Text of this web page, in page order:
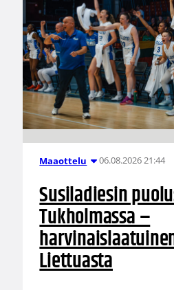
Maaottelu 06.08.2026 21:44
Susiladiesin
Tukholmassa –
Liettuasta